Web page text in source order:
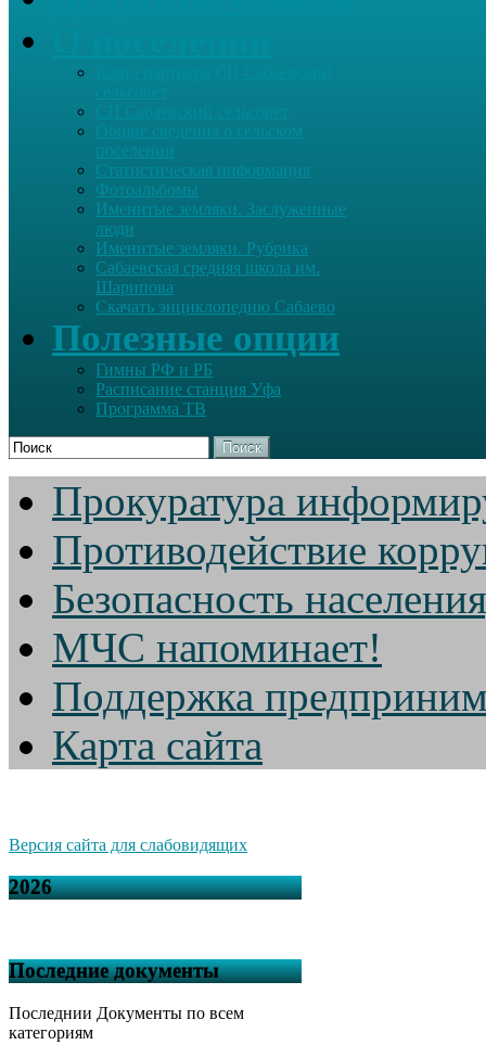
Общие сведения о сельском
поселении
Статистическая информация
Фотоальбомы
Именитые земляки. Заслуженные
люди
Именитые земляки. Рубрика
Сабаевская средняя школа им.
Шарипова
Скачать энциклопедию Сабаево
Полезные опции
Гимны РФ и РБ
Расписание станция Уфа
Программа ТВ
Поиск
Прокуратура
Противодействие
Безопасность
МЧС напоминает!
Поддержка
Карта сайта
Версия сайта для слабовидящих
2026
Последние документы
Последнии Документы по всем
категориям